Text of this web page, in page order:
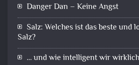
Danger Dan – Keine Angst
Salz: Welches ist das beste und
Salz?
… und wie intelligent wir